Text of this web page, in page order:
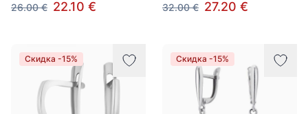
26.00 € 22.10 € 32.00 € 27.20 €
Скидка -15% Скидка -15%